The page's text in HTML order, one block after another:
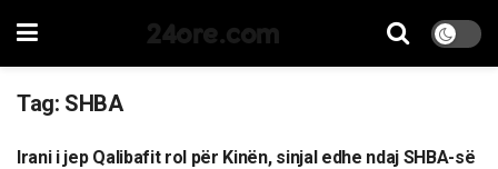
24ore.com
Tag: SHBA
BOTË
Irani i jep Qalibafit rol për Kinën, sinjal edhe ndaj SHBA-së